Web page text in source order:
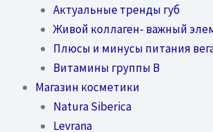
Актуальные тренды губ
Живой коллаген- важный
Плюсы и минусы питания
Витамины группы В
Магазин косметики
Natura Siberica
Levrana